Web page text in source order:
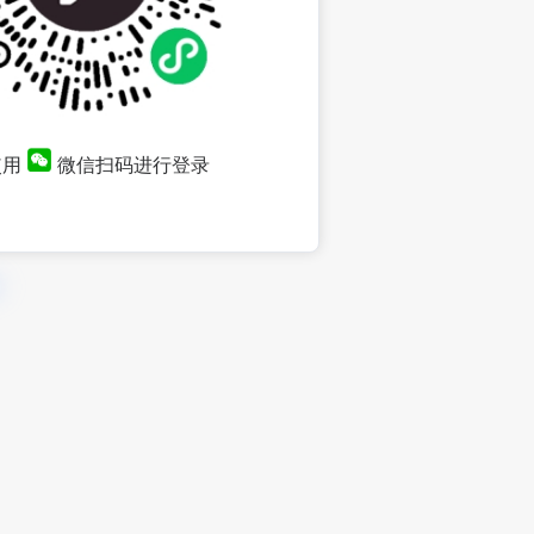
微信扫码进行登录